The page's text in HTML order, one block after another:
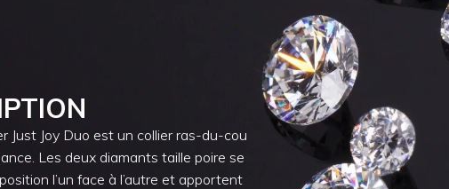
Just Joy Duo est un collier ras-du-cou
Les deux diamants taille poire se
l’un face à l’autre et apportent